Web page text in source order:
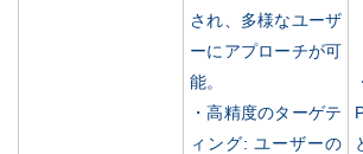
され、多様なユーザ
ーにアプローチが可
能。
・高精度のターゲテ
ィング: ユーザーの